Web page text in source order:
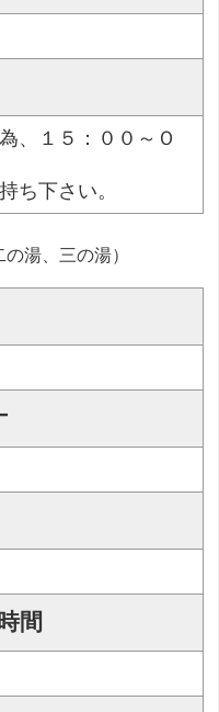
、１５：００～Ｏ
ち下さい。
湯、三の湯）
間